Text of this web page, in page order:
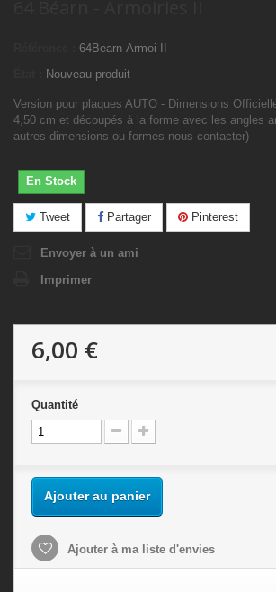
64Bearn-Armoi-II
Nouveau produit
Version pour plaques AUTO - Dimensions
4,50 cm et découpés à la forme avec les angles
autres dimensions ou formes nous contacter)
En Stock
Tweet Partager Pinterest
Envoyer à un ami
Imprimer
6,00 €
Quantité
Ajouter au panier
Ajouter à ma liste d'envies